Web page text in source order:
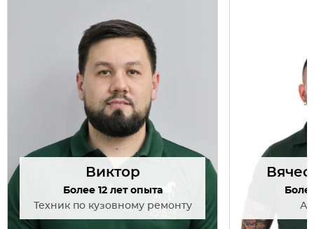
Виктор
Более 12 лет опыта
Техник по кузовному ремонту